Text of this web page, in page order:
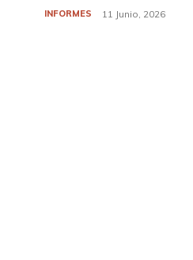
INFORMES 11 Junio, 2026